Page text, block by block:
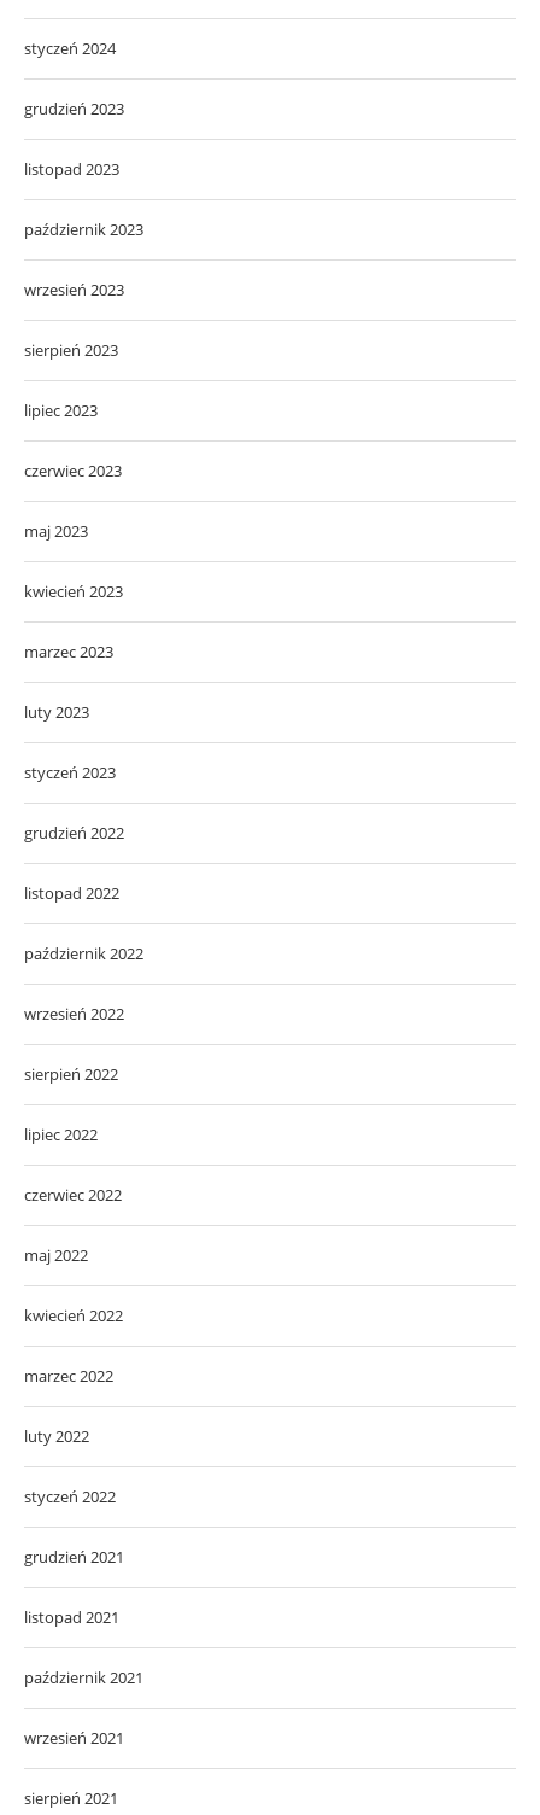
styczeń 2024
grudzień 2023
listopad 2023
październik 2023
wrzesień 2023
sierpień 2023
lipiec 2023
czerwiec 2023
maj 2023
kwiecień 2023
marzec 2023
luty 2023
styczeń 2023
grudzień 2022
listopad 2022
październik 2022
wrzesień 2022
sierpień 2022
lipiec 2022
czerwiec 2022
maj 2022
kwiecień 2022
marzec 2022
luty 2022
styczeń 2022
grudzień 2021
listopad 2021
październik 2021
wrzesień 2021
sierpień 2021